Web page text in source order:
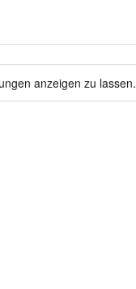
anzeigen zu lassen.